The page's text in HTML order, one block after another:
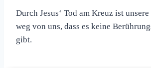
Durch Jesus‘ Tod am Kreuz ist
weg von uns, dass es keine
gibt.